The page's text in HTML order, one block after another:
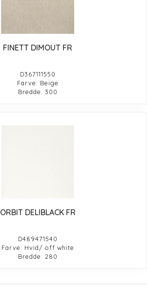
FINETT DIMOUT FR
D367111550
Farve: Beige
Bredde: 300
ORBIT DELIBLACK FR
D489471540
Farve: Hvid/ off white
Bredde: 280